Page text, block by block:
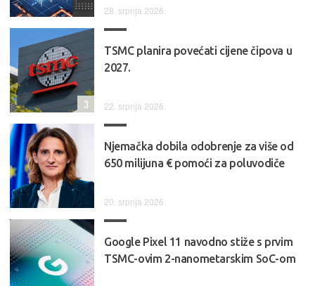
28. srpnja 2026.
TSMC planira povećati cijene čipova u
2027.
22. srpnja 2026.
3
Njemačka dobila odobrenje za više od
650 milijuna € pomoći za poluvodiče
20. srpnja 2026.
Google Pixel 11 navodno stiže s prvim
TSMC-ovim 2-nanometarskim SoC-om